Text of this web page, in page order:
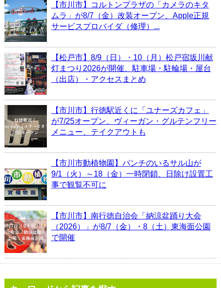
【市川市】コルトンプラザの「カメラのキタ
ムラ」が8/7（金）改装オープン、Apple正規
サービスプロバイダ（修理）...
【松戸市】8/9（日）・10（月）松戸宿坂川献
灯まつり2026が開催、駐車場・駐輪場・屋台
（出店）・アクセスまとめ
【市川市】行徳駅近くに「ユナーズカフェ」
が7/25オープン、ヴィーガン・グルテンフリー
メニュー、テイクアウトも
【市川市動植物園】パンチのいるサル山が
9/1（火）～18（金）一時閉鎖、日除け設置工
事で観覧不可に
【市川市】南行徳自治会「納涼盆踊り大会
（2026）」が8/7（金）・8（土）東海面公園
で開催